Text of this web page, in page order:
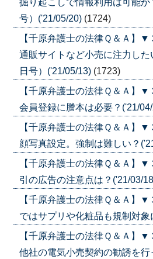
号）('21/05/20) (1724)
【千原弁護士の法律Ｑ＆Ａ
通販サイトなど小売に注力し
日号）('21/05/13) (1723)
【千原弁護士の法律Ｑ＆Ａ
会員登録に謄本は必要？('21/
【千原弁護士の法律Ｑ＆Ａ
顔写真設定。強制は難しい？
【千原弁護士の法律Ｑ＆Ａ
引の広告の注意点は？('21/03/
【千原弁護士の法律Ｑ＆Ａ
ではサプリや化粧品も規制対象
【千原弁護士の法律Ｑ＆Ａ
他社の電気小売契約の勧誘を